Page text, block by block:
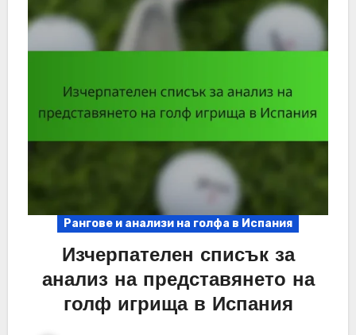
Рангове и анализи на голфа в Испания
Изчерпателен списък за
анализ на представянето на
голф игрища в Испания